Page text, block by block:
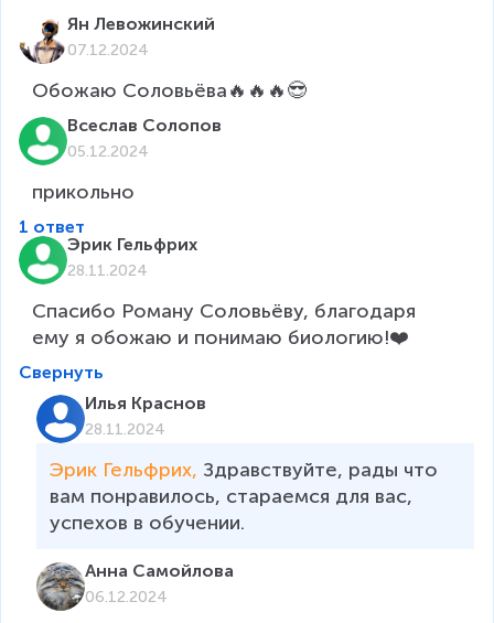
Ян Левожинский
07.12.2024
Обожаю Соловьёва🔥🔥🔥😎
Всеслав Солопов
05.12.2024
прикольно
1 ответ
Эрик Гельфрих
28.11.2024
Спасибо Роману Соловьёву, благодаря
ему я обожаю и понимаю биологию!❤️
Свернуть
Илья Краснов
28.11.2024
Эрик Гельфрих, Здравствуйте, рады что
вам понравилось, стараемся для вас,
успехов в обучении.
Анна Самойлова
06.12.2024